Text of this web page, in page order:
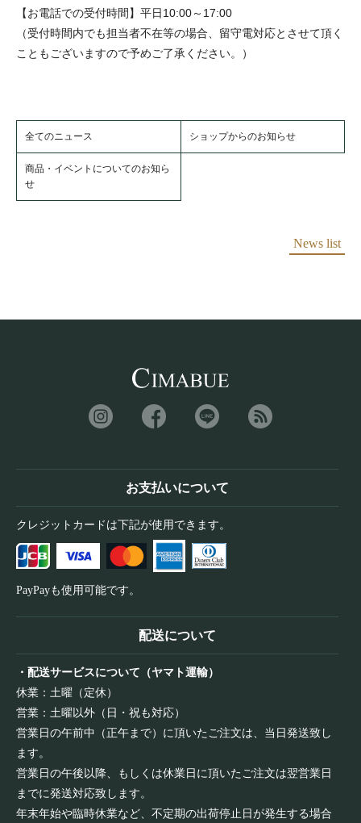
【お電話での受付時間】平日10:00～17:00
（受付時間内でも担当者不在等の場合、留守電対応とさせて頂く
こともございますので予めご了承ください。）
全てのニュース ショップからのお知らせ
商品・イベントについてのお知ら
せ
News list
お支払いについて
クレジットカードは下記が使用できます。
PayPayも使用可能です。
配送について
・配送サービスについて（ヤマト運輸）
休業：土曜（定休）
営業：土曜以外（日・祝も対応）
営業日の午前中（正午まで）に頂いたご注文は、当日発送致し
ます。
営業日の午後以降、もしくは休業日に頂いたご注文は翌営業日
までに発送対応致します。
年末年始や臨時休業など、不定期の出荷停止日が発生する場合